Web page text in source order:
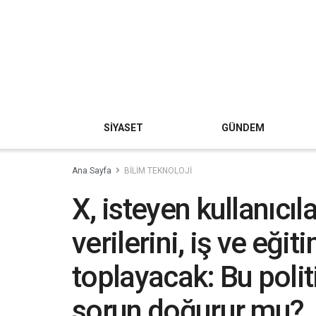
SİYASET GÜNDEM
Ana Sayfa BİLİM TEKNOLOJİ
X, isteyen
verilerini, iş ve
toplayacak: Bu